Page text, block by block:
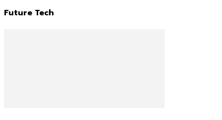
Future Tech